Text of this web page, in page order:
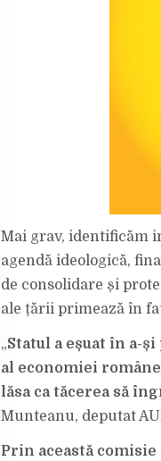
Mai grav, identificăm
agendă ideologică,
de consolidare și
ale țării primează în
„Statul a eșuat în a-
al economiei
lăsa ca tăcerea să
Munteanu, deputat
Prin această comisie